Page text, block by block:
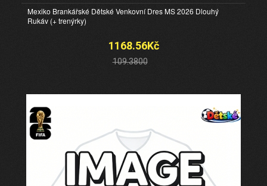
Mexiko Brankářské Dětské Venkovní Dres MS 2026 Dlouhý
Rukáv (+ trenýrky)
1168.56Kč
109.3800